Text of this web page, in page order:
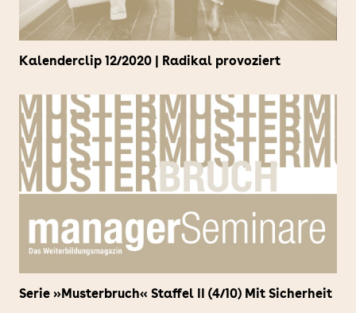
Kalenderclip 12/2020 | Radikal provoziert
Serie »Musterbruch« Staffel II (4/10) Mit Sicherheit